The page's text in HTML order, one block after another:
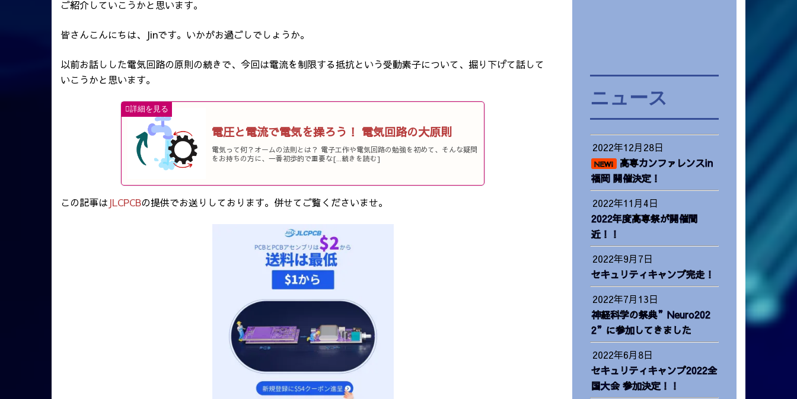
ご紹介していこうかと思います。
皆さんこんにちは、Jinです。いかがお過ごしでしょうか。
以前お話しした電気回路の原則の続きで、今回は電流を制限する抵抗という受動素子について、掘り下げて話して
いこうかと思います。
電圧と電流で電気を操ろう！ 電気回路の大原則
電気って何？オームの法則とは？ 電子工作や電気回路の勉強を初めて、そんな疑問
をお持ちの方に、一番初歩的で重要な[...続きを読む]
この記事は JLCPCBの提供でお送りしております。併せてご覧くださいませ。
ニュース
2022年12月28日
NEW! 高専カンファレンスin
福岡 開催決定！
2022年11月4日
2022年度高専祭が開催間
近！！
2022年9月7日
セキュリティキャンプ完走！
2022年7月13日
神経科学の祭典”Neuro202
2”に参加してきました
2022年6月8日
セキュリティキャンプ2022全
国大会 参加決定！！